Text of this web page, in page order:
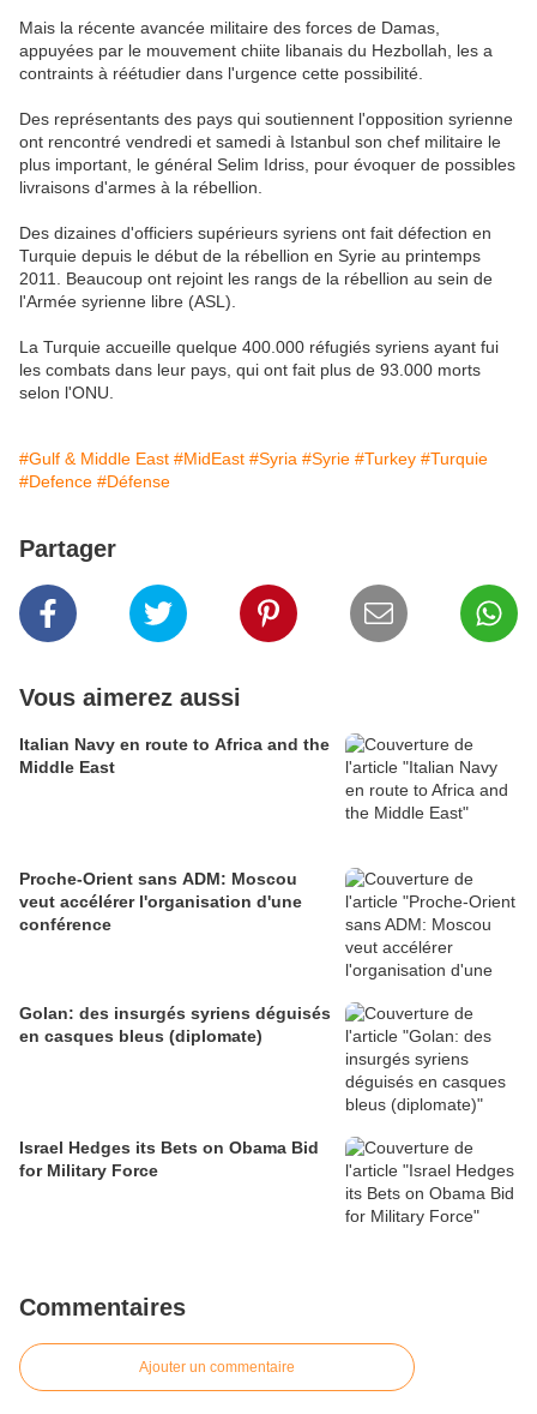
Mais la récente avancée militaire des forces de Damas,
appuyées par le mouvement chiite libanais du Hezbollah, les a
contraints à réétudier dans l'urgence cette possibilité.
Des représentants des pays qui soutiennent l'opposition syrienne
ont rencontré vendredi et samedi à Istanbul son chef militaire le
plus important, le général Selim Idriss, pour évoquer de possibles
livraisons d'armes à la rébellion.
Des dizaines d'officiers supérieurs syriens ont fait défection en
Turquie depuis le début de la rébellion en Syrie au printemps
2011. Beaucoup ont rejoint les rangs de la rébellion au sein de
l'Armée syrienne libre (ASL).
La Turquie accueille quelque 400.000 réfugiés syriens ayant fui
les combats dans leur pays, qui ont fait plus de 93.000 morts
selon l'ONU.
#Gulf & Middle East #MidEast #Syria #Syrie #Turkey #Turquie
#Defence #Défense
Partager
Vous aimerez aussi
Italian Navy en route to Africa and the
Middle East
Proche-Orient sans ADM: Moscou
veut accélérer l'organisation d'une
conférence
Golan: des insurgés syriens déguisés
en casques bleus (diplomate)
Israel Hedges its Bets on Obama Bid
for Military Force
Commentaires
Ajouter un commentaire